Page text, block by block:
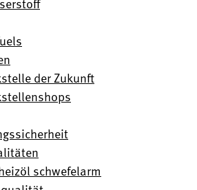
der Zukunft
schwefelarm